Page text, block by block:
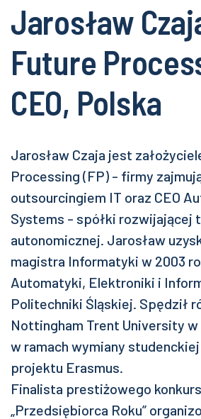
Jarosław
Future
CEO, Polska
Jarosław Czaja jest
Processing (FP) - firmy
outsourcingiem IT oraz CEO
Systems - spółki rozwijającej
autonomicznej. Jarosław
magistra Informatyki w 2003
Automatyki, Elektroniki i
Politechniki Śląskiej. Spędził
Nottingham Trent University
w ramach wymiany
projektu Erasmus.
Finalista prestiżowego
„Przedsiębiorca Roku”